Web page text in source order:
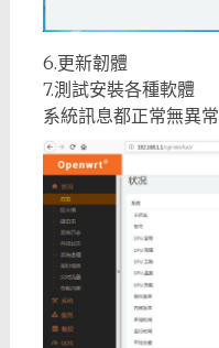
6.更新韌體
7.測試安裝各種軟體
系統訊息都正常無異常